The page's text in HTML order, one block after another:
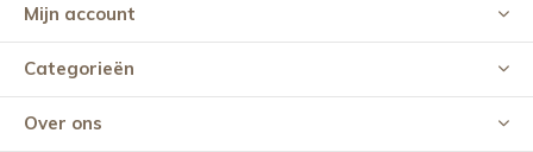
Mijn account
Categorieën
Over ons